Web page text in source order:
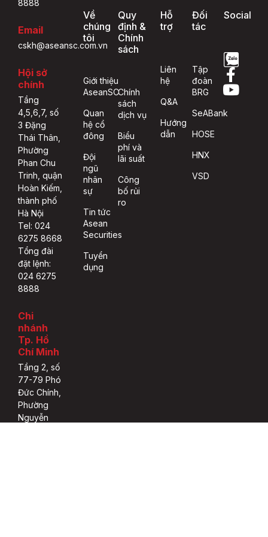
8888
Email
cskh@aseansc.com.vn
Hội sở
chính
Tầng
4,5,6,7, số
3 Đặng
Thái Thân,
Phường
Phan Chu
Trinh, quận
Hoàn Kiếm,
thành phố
Hà Nội
Tel: 024
6275 8668
Tổng đài
đặt lệnh:
024 6275
8888
Chi
nhánh
Tp. Hồ
Chí Minh
Tầng 2, số
77-79 Phó
Đức Chính,
Phường
Nguyễn
Về
chúng
tôi
Giới thiệu
AseanSC
Quan
hệ cổ
đông
Đội
ngũ
nhân
sự
Tin tức
Asean
Securities
Tuyển
dụng
Quy
định &
Chính
sách
Chính
sách
dịch vụ
Biểu
phí và
lãi suất
Công
bố rủi
ro
Hỗ
trợ
Liên
hệ
Q&A
Hướng
dẫn
Đối
tác
Tập
đoàn
BRG
SeABank
HOSE
HNX
VSD
Social